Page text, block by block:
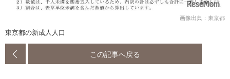
画像出典：東京都
東京都の新成人人口
この記事へ戻る